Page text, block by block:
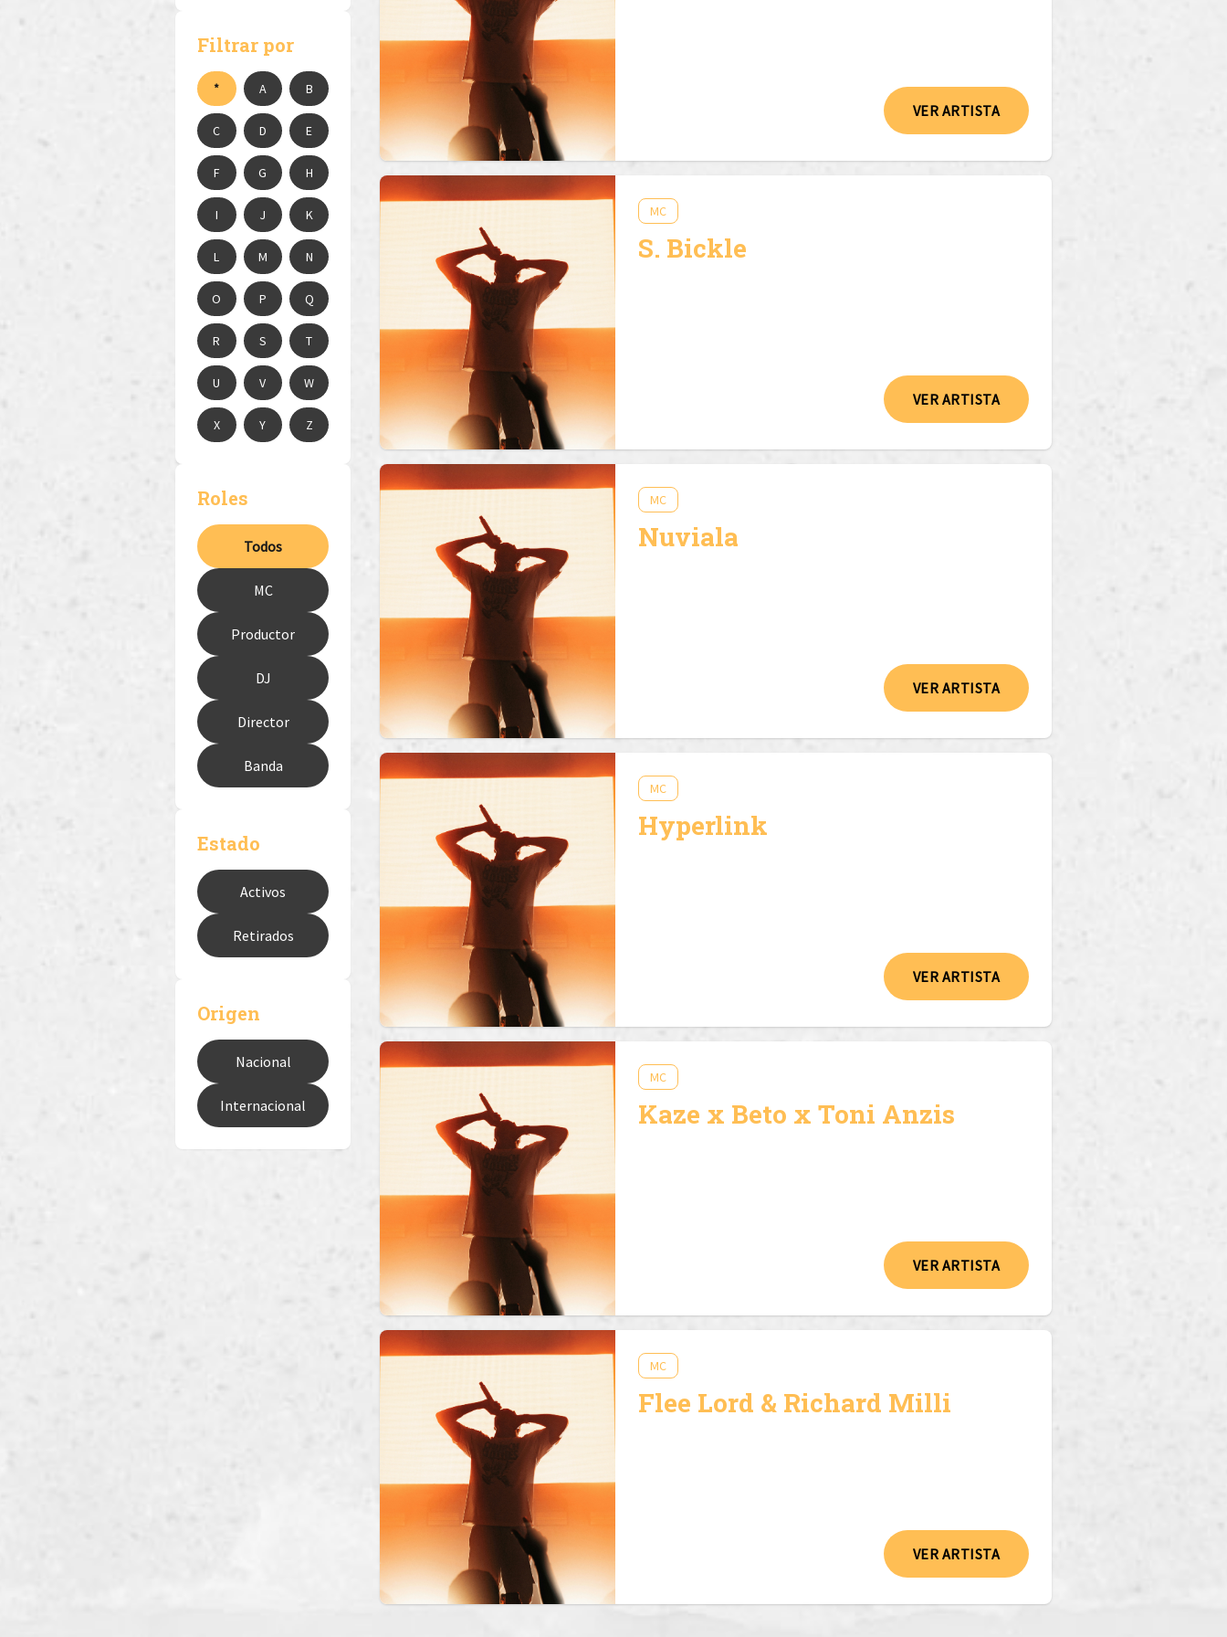
Filtrar por
* A B
C D E
F G H
I J K
L M N
O P Q
R S T
U V W
X Y Z
Roles
Todos
MC
Productor
DJ
Director
Banda
Estado
Activos
Retirados
Origen
Nacional
Internacional
VER ARTISTA
MC
S. Bickle
VER ARTISTA
MC
Nuviala
VER ARTISTA
MC
Hyperlink
VER ARTISTA
MC
Kaze x Beto x Toni Anzis
VER ARTISTA
MC
Flee Lord & Richard Milli
VER ARTISTA